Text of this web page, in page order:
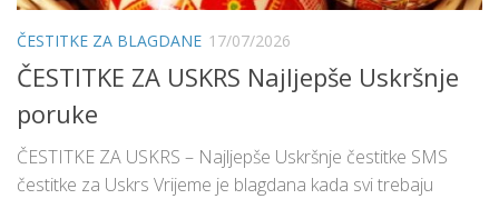
ČESTITKE ZA BLAGDANE 17/07/2026
ČESTITKE ZA USKRS Najljepše Uskršnje
poruke
ČESTITKE ZA USKRS – Najljepše Uskršnje čestitke SMS
čestitke za Uskrs Vrijeme je blagdana kada svi trebaju